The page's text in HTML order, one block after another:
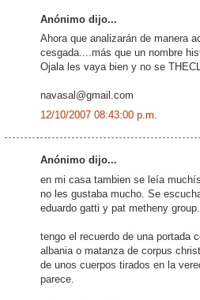
Anónimo dijo...
Ahora que analizarán de manera
cesgada....más que un nombre
Ojala les vaya bien y no se
navasal@gmail.com
12/10/2007 08:43:00 p.m.
Anónimo dijo...
en mi casa tambien se leía
no les gustaba mucho. Se
eduardo gatti y pat metheny
tengo el recuerdo de una portada
albania o matanza de corpus
de unos cuerpos tirados en la
parece.